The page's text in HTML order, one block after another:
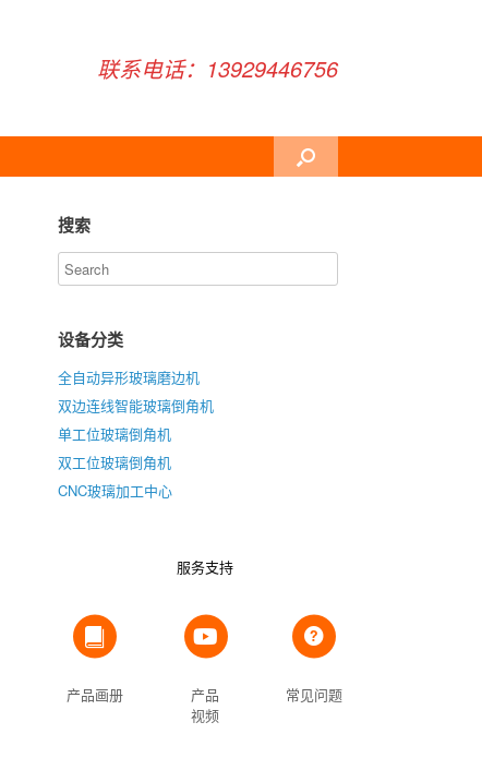
联系电话：13929446756
搜索
设备分类
全自动异形玻璃磨边机
双边连线智能玻璃倒角机
单工位玻璃倒角机
双工位玻璃倒角机
CNC玻璃加工中心
服务支持
产品画册
产品
视频
常见问题